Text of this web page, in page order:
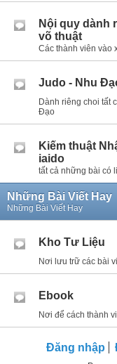
Nội quy dành
võ thuật
Các thành viên vào
Judo - Nhu
Dành riêng choi tất
Đạo
Kiếm thuật
iaido
tất cả những bài có
Những Bài Viết Hay
Những Bài Viết Hay
Kho Tư Liệu
Nơi lưu trữ các bài
Ebook
Nơi để cách thành
Đăng nhập